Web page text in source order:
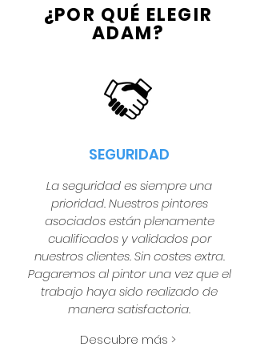
¿POR QUÉ ELEGIR
ADAM?
SEGURIDAD
La seguridad es siempre una
prioridad. Nuestros pintores
asociados están plenamente
cualificados y validados por
nuestros clientes. Sin costes extra.
Pagaremos al pintor una vez que el
trabajo haya sido realizado de
manera satisfactoria.
Descubre más >